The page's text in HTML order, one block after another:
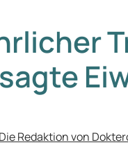
Die Redaktion von